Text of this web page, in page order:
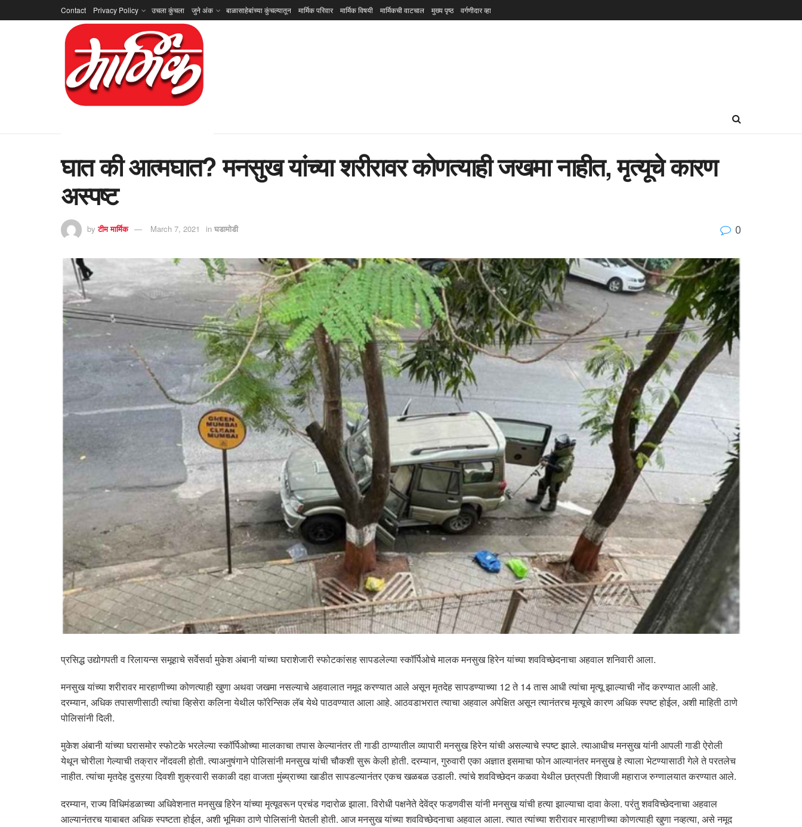
Contact Privacy Policy उचला कुंचला जुने अंक बाळासाहेबांच्या कुंचल्यातून मार्मिक परिवार मार्मिक विषयी मार्मिकची वाटचाल मुख्य पृष्ठ वर्गणीदार व्हा
घात की आत्मघात? मनसुख यांच्या शरीरावर कोणत्याही जखमा नाहीत, मृत्यूचे कारण
अस्पष्ट
by टीम मार्मिक March 7, 2021 in घडामोडी 0
प्रसिद्ध उद्योगपती व रिलायन्स समूहाचे सर्वेसर्वा मुकेश अंबानी यांच्या घराशेजारी स्फोटकांसह सापडलेल्या स्कॉर्पिओचे मालक मनसुख हिरेन यांच्या शवविच्छेदनाचा अहवाल शनिवारी आला.
मनसुख यांच्या शरीरावर मारहाणीच्या कोणत्याही खुणा अथवा जखमा नसल्याचे अहवालात नमूद करण्यात आले असून मृतदेह सापडण्याच्या 12 ते 14 तास आधी त्यांचा मृत्यू झाल्याची नोंद करण्यात आली आहे.
दरम्यान, अधिक तपासणीसाठी त्यांचा व्हिसेरा कलिना येथील फॉरेन्सिक लॅब येथे पाठवण्यात आला आहे. आठवडाभरात त्याचा अहवाल अपेक्षित असून त्यानंतरच मृत्यूचे कारण अधिक स्पष्ट होईल, अशी माहिती ठाणे
पोलिसांनी दिली.
मुकेश अंबानी यांच्या घरासमोर स्फोटके भरलेल्या स्कॉर्पिओच्या मालकाचा तपास केल्यानंतर ती गाडी ठाण्यातील व्यापारी मनसुख हिरेन यांची असल्याचे स्पष्ट झाले. त्याआधीच मनसुख यांनी आपली गाडी ऐरोली
येथून चोरीला गेल्याची तक्रार नोंदवली होती. त्याअनुषंगाने पोलिसांनी मनसुख यांची चौकशी सुरू केली होती. दरम्यान, गुरुवारी एका अज्ञात इसमाचा फोन आल्यानंतर मनसुख हे त्याला भेटण्यासाठी गेले ते परतलेच
नाहीत. त्यांचा मृतदेह दुसऱया दिवशी शुक्रवारी सकाळी दहा वाजता मुंब्य्राच्या खाडीत सापडल्यानंतर एकच खळबळ उडाली. त्यांचे शवविच्छेदन कळवा येथील छत्रपती शिवाजी महाराज रुग्णालयात करण्यात आले.
दरम्यान, राज्य विधिमंडळाच्या अधिवेशनात मनसुख हिरेन यांच्या मृत्यूवरून प्रचंड गदारोळ झाला. विरोधी पक्षनेते देवेंद्र फडणवीस यांनी मनसुख यांची हत्या झाल्याचा दावा केला. परंतु शवविच्छेदनाचा अहवाल
आल्यानंतरच याबाबत अधिक स्पष्टता होईल, अशी भूमिका ठाणे पोलिसांनी घेतली होती. आज मनसुख यांच्या शवविच्छेदनाचा अहवाल आला. त्यात त्यांच्या शरीरावर मारहाणीच्या कोणत्याही खुणा नव्हत्या, असे नमूद